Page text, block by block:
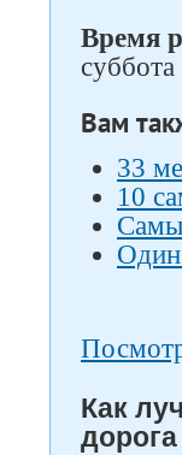
Время
Вам
33
10
Один
Как
дорога